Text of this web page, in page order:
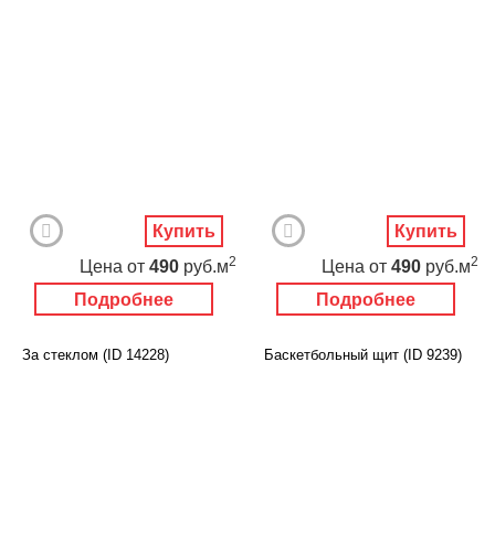
Подробнее
Цена от 490 руб.м2
Купить
Подробнее
Цена от 490 руб.м2
Купить
За стеклом (ID 14228) Баскетбольный щит (ID 9239)